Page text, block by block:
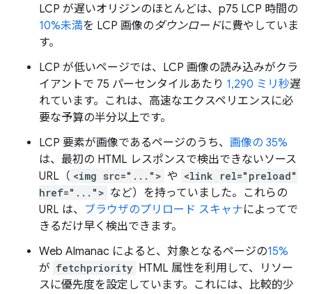
LCP が遅いオリジンのほとんどは、p75 LCP 時間の
10%未満を LCP 画像のダウンロードに費やしていま
す。
LCP が低いページでは、LCP 画像の読み込みがクラ
イアントで 75 パーセンタイルあたり 1,290 ミリ秒遅
れています。これは、高速なエクスペリエンスに必
要な予算の半分以上です。
LCP 要素が画像であるページのうち、 画像の 35%
は、最初の HTML レスポンスで検出できないソース
URL（ <img src="..."> や <link rel="preload"
href="..."> など）を持っていました。これらの
URL は、 ブラウザのプリロード スキャナによってで
きるだけ早く検出できます。
Web Almanac によると、対象となるページの15%
が fetchpriority HTML 属性を利用して、リソー
スに優先度を設定しています。これには、比較的少